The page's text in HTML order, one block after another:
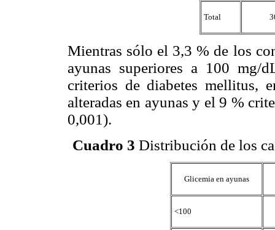
Total
Mientras sólo el 3,3 % de los
ayunas superiores a 100 mg/
criterios de diabetes mellitus,
alteradas en ayunas y el 9 %
0,001).
Cuadro 3 Distribución de los
Glicemia en ayunas
<100